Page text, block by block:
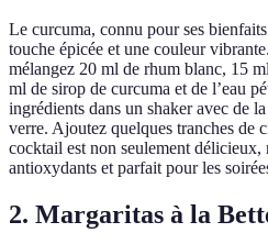
Le curcuma, connu pour ses
touche épicée et une couleur
mélangez 20 ml de rhum blanc, 15
ml de sirop de curcuma et de l’eau
ingrédients dans un shaker avec de
verre. Ajoutez quelques tranches de
cocktail est non seulement délicieux,
antioxydants et parfait pour les
2. Margaritas à la